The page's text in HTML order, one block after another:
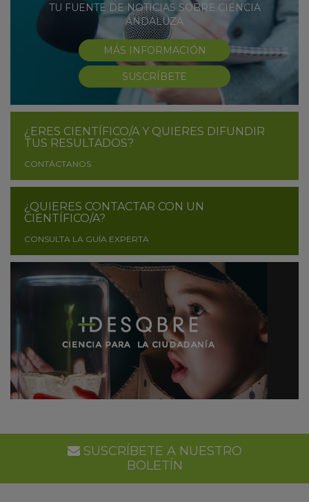
TU FUENTE DE NOTICIAS SOBRE CIENCIA
ANDALUZA
MÁS INFORMACIÓN
SUSCRÍBETE
¿ERES CIENTÍFICO/A Y QUIERES DIFUNDIR
TUS RESULTADOS?
CONTÁCTANOS
¿QUIERES CONTACTAR CON UN
CIENTÍFICO/A?
CONSULTA LA GUÍA EXPERTA
SUSCRÍBETE A NUESTRO
BOLETÍN